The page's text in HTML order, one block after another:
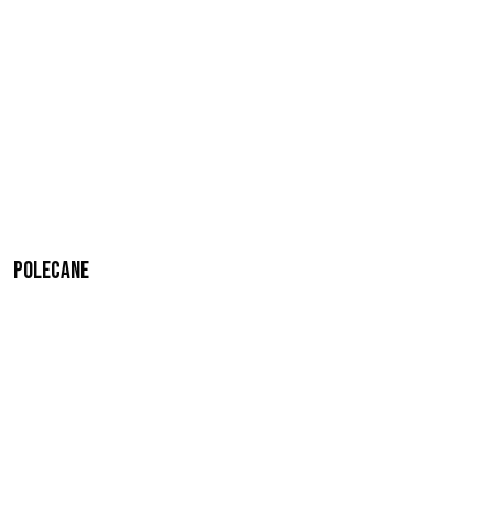
Polecane